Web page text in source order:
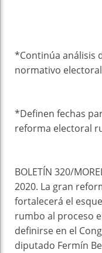
*Continúa análisis
normativo
*Definen fechas
reforma electoral
BOLETÍN 320/
2020. La gran
fortalecerá el
rumbo al proceso
definirse en el
diputado Fermín